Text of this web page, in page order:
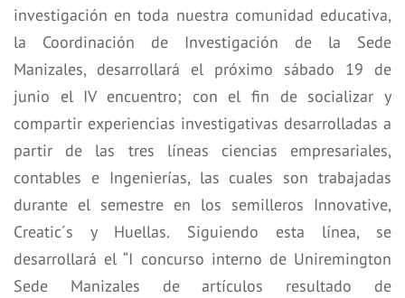
investigación en toda nuestra comunidad educativa,
la Coordinación de Investigación de la Sede
Manizales, desarrollará el próximo sábado 19 de
junio el IV encuentro; con el fin de socializar y
compartir experiencias investigativas desarrolladas a
partir de las tres líneas ciencias empresariales,
contables e Ingenierías, las cuales son trabajadas
durante el semestre en los semilleros Innovative,
Creatic´s y Huellas. Siguiendo esta línea, se
desarrollará el “I concurso interno de Uniremington
Sede Manizales de artículos resultado de